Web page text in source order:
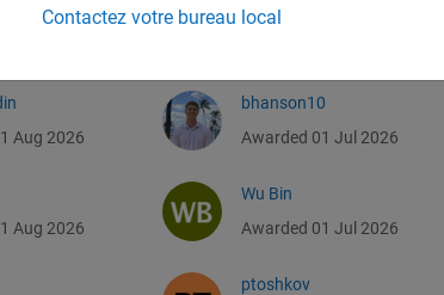
Aug 2026
Aug 2026
SUJAY NANDI
bhanson10
Awarded 01 Jul 2026
Wu Bin
Awarded 01 Jul 2026
ptoshkov
Contactez votre bureau local